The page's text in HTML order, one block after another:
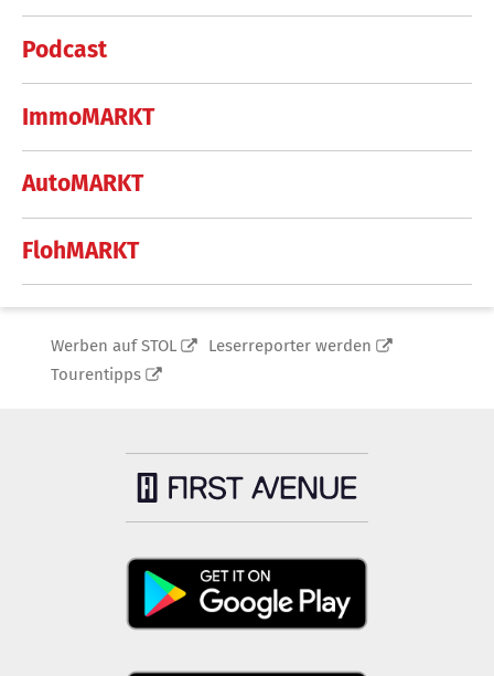
Podcast
ImmoMARKT
AutoMARKT
FlohMARKT
Werben auf STOL
Leserreporter werden
Tourentipps